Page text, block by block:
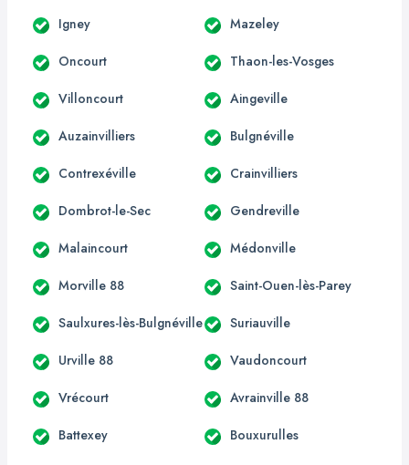
Igney Mazeley
Oncourt Thaon-les-Vosges
Villoncourt Aingeville
Auzainvilliers Bulgnéville
Contrexéville Crainvilliers
Dombrot-le-Sec Gendreville
Malaincourt Médonville
Morville 88 Saint-Ouen-lès-Parey
Saulxures-lès-Bulgnéville Suriauville
Urville 88 Vaudoncourt
Vrécourt Avrainville 88
Battexey Bouxurulles